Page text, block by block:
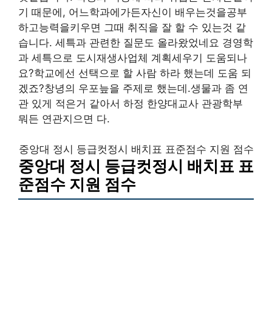
기 때문에, 어느학과에가든자신이 배우는것을공부
하고능력을키우면 그때 취직을 잘 할 수 있는것 같
습니다. 세특과 관련한 질문도 올라왔었네요 경영학
과 세특으로 도시재생사업체 계획세우기 도움되나
요?학교에선 선택으로 할 사람 하라 했는데 도움 되
겠죠?창녕의 우포늪을 주제로 했는데.생물과 좀 연
관 있게 적은거 같아서 하정 한양대교사 관광학부
뭐든 연관지으면 다.
중앙대 정시 등급컷정시 배치표 표준점수 지원 점수
중앙대 정시 등급컷정시 배치표 표
준점수 지원 점수